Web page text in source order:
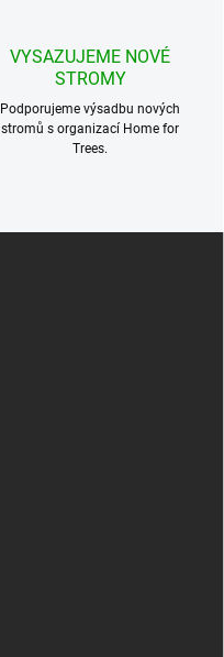
VYSAZUJEME NOVÉ
STROMY
Podporujeme výsadbu nových
stromů s organizací Home for
Trees.